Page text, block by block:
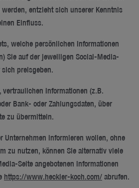
entzieht sich unserer Kenntnis
Einfluss.
welche persönlichen Informationen
Sie auf der jeweiligen Social-Media-
preisgeben.
vertraulichen Informationen (z.B.
Bank- oder Zahlungsdaten, über
zu übermitteln.
Unternehmen informieren wollen, ohne
zu nutzen, können Sie alternativ viele
Seite angebotenen Informationen
https://www.heckler-koch.com/ abrufen.